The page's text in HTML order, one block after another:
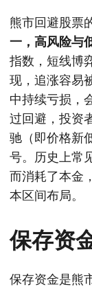
熊市回避股票
一，高风险与
指数，短线博
现，追涨容易
中持续亏损，
过回避，投资
驰（即价格新
号。历史上常
而消耗了本金
本区间布局。
保存资
保存资金是熊